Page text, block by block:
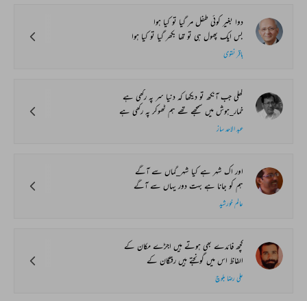
دوا بغیر کوئی طفل مر گیا تو کیا ہوا
بس ایک پھول ہی تو تھا بکھر گیا تو کیا ہوا
باقر نقوی
کھلی جب آنکھ تو دیکھا کہ دنیا سر پہ رکھی ہے
خمار_ہوش میں سمجھے تھے ہم ٹھوکر پہ رکھی ہے
عبد الاحد ساز
اور اک شہر ہے کیا شہر_گماں سے آگے
ہم کو جانا ہے بہت دور یہاں سے آگے
عالم خورشید
کچھ فائدے بھی ہوتے ہیں اجڑے مکان کے
الفاظ اس میں گونجتے ہیں رفتگان کے
علی رضا بلوچ